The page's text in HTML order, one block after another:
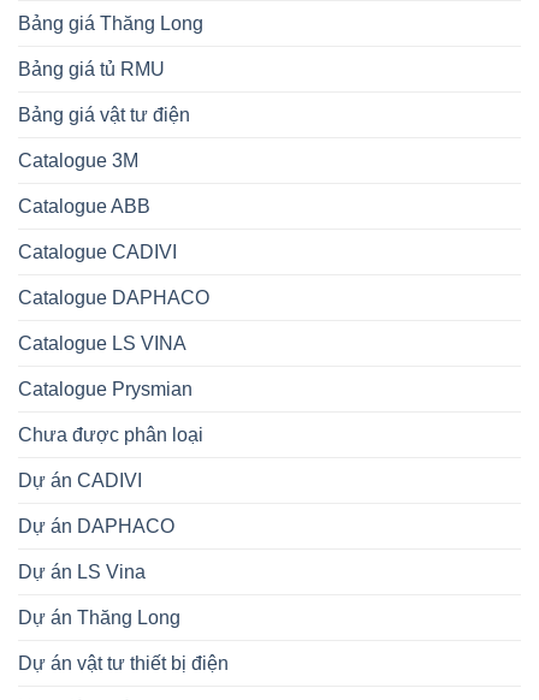
Bảng giá Thăng Long
Bảng giá tủ RMU
Bảng giá vật tư điện
Catalogue 3M
Catalogue ABB
Catalogue CADIVI
Catalogue DAPHACO
Catalogue LS VINA
Catalogue Prysmian
Chưa được phân loại
Dự án CADIVI
Dự án DAPHACO
Dự án LS Vina
Dự án Thăng Long
Dự án vật tư thiết bị điện